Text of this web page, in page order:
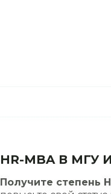
Получите степень
HR-MBA В